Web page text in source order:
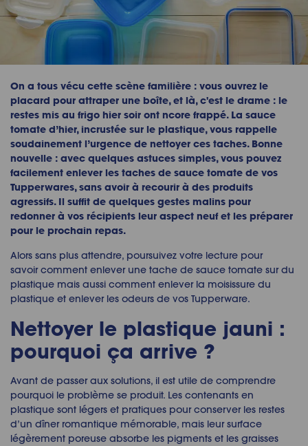
On a tous vécu cette scène familière : vous ouvrez le
placard pour attraper une boîte, et là, c'est le drame : le
restes mis au frigo hier soir ont ncore frappé. La sauce
tomate d’hier, incrustée sur le plastique, vous rappelle
soudainement l’urgence de nettoyer ces taches. Bonne
nouvelle : avec quelques astuces simples, vous pouvez
facilement enlever les taches de sauce tomate de vos
Tupperwares, sans avoir à recourir à des produits
agressifs. Il suffit de quelques gestes malins pour
redonner à vos récipients leur aspect neuf et les préparer
pour le prochain repas.
Alors sans plus attendre, poursuivez votre lecture pour
savoir comment enlever une tache de sauce tomate sur du
plastique mais aussi comment enlever la moisissure du
plastique et enlever les odeurs de vos Tupperware.
Nettoyer le plastique jauni :
pourquoi ça arrive ?
Avant de passer aux solutions, il est utile de comprendre
pourquoi le problème se produit. Les contenants en
plastique sont légers et pratiques pour conserver les restes
d’un dîner romantique mémorable, mais leur surface
légèrement poreuse absorbe les pigments et les graisses